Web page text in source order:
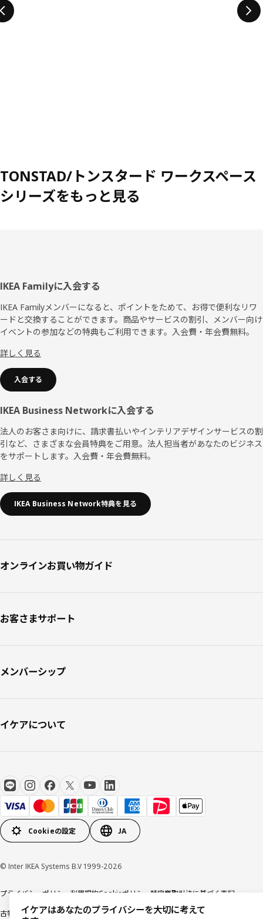
TONSTAD/トンスタード ワークスペース
シリーズをもっと見る
フ
ッ
タ
IKEA Familyに入会する
IKEA Familyメンバーになると、ポイントをためて、お得で便利なリワ
ードと交換することができます。商品やサービスの割引、メンバー向け
イベントの参加などの特典もご利用できます。入会費・年会費無料。
詳しく見る
入会する
IKEA Business Networkに入会する
法人のお客さま向けに、請求書払いやインテリアデザインサービスの割
引など、さまざまな会員特典をご用意。法人担当者があなたのビジネス
をサポートします。入会費・年会費無料。
詳しく見る
IKEA Business Network特典を見る
オンラインお買い物ガイド
お客さまサポート
メンバーシップ
イケアについて
Cookieの設定 JA
© Inter IKEA Systems B.V 1999-2026
プライバシーポリシー 利用規約Cookieポリシー 特定商取引法に基づく表記
古物営業法に基づく表記
イケアはあなたのプライバシーを大切に考えて